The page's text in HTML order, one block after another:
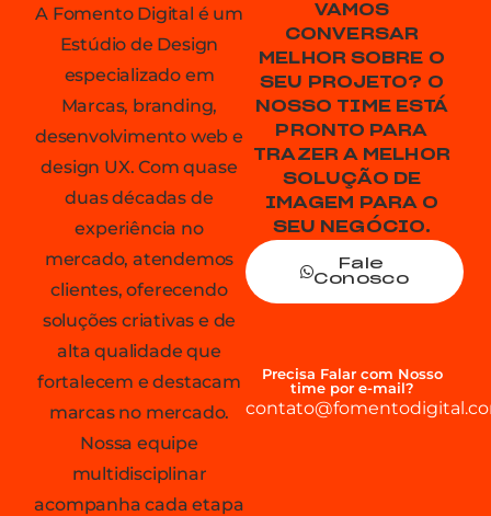
A Fomento Digital é um
Estúdio de Design
especializado em
Marcas, branding,
desenvolvimento web e
design UX. Com quase
duas décadas de
experiência no
mercado, atendemos
clientes, oferecendo
soluções criativas e de
alta qualidade que
fortalecem e destacam
marcas no mercado.
Nossa equipe
multidisciplinar
acompanha cada etapa
VAMOS
CONVERSAR
MELHOR SOBRE O
SEU PROJETO? O
NOSSO TIME ESTÁ
PRONTO PARA
TRAZER A MELHOR
SOLUÇÃO DE
IMAGEM PARA O
SEU NEGÓCIO.
Fale
Conosco
Precisa Falar com Nosso
time por e-mail?